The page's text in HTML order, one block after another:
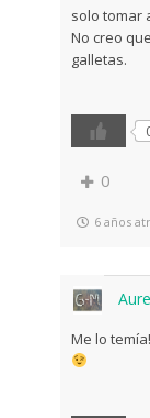
solo tomar
No creo
galletas.
0
6 años
Me lo temía!